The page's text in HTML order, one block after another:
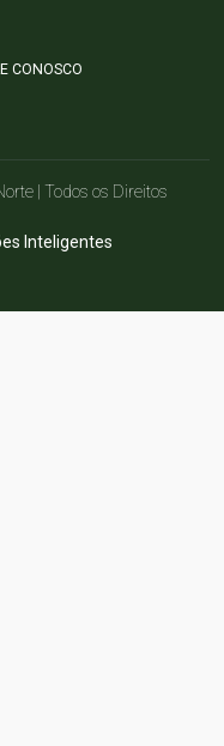
CONOSCO
| Todos os Direitos
Inteligentes